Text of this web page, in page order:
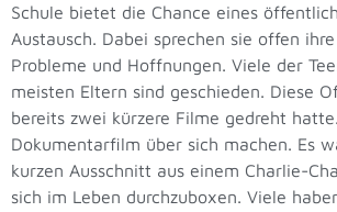
Schule bietet die Chance eines
Austausch. Dabei sprechen sie offen
Probleme und Hoffnungen. Viele der
meisten Eltern sind geschieden. Diese
bereits zwei kürzere Filme gedreht
Dokumentarfilm über sich machen. Es
kurzen Ausschnitt aus einem Charlie-
sich im Leben durchzuboxen. Viele